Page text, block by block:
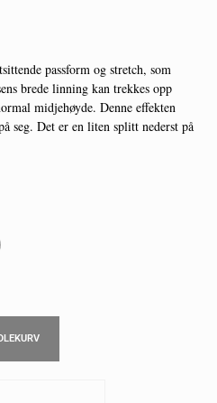
passform og stretch, som
brede linning kan trekkes opp
midjehøyde. Denne effekten
seg. Det er en liten splitt nederst på